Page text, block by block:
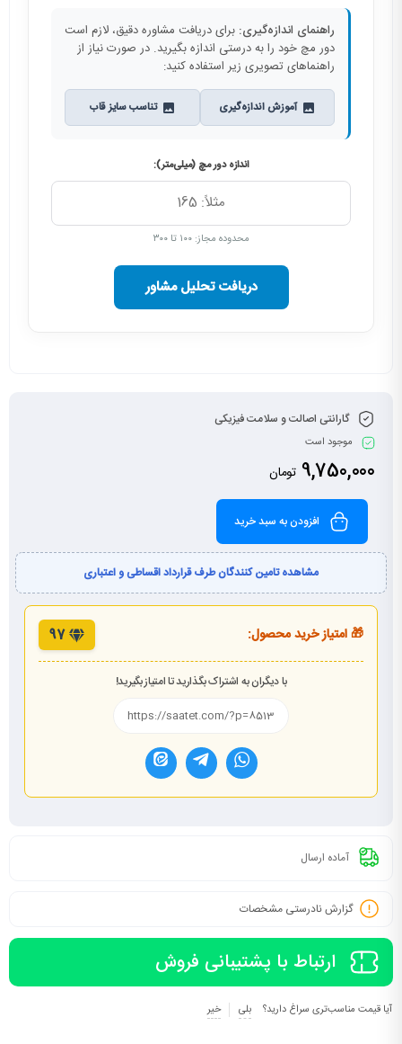
راهنمای اندازه‌گیری: برای دریافت مشاوره دقیق، لازم است
دور مچ خود را به درستی اندازه بگیرید. در صورت نیاز از
راهنماهای تصویری زیر استفاده کنید:
آموزش اندازه‌گیری تناسب سایز قاب
اندازه دور مچ (میلی‌متر):
محدوده مجاز: ۱۰۰ تا ۳۰۰
دریافت تحلیل مشاور
گارانتی اصالت و سلامت فیزیکی
موجود است
9,750,000 تومان
افزودن به سبد خرید
مشاهده تامین کنندگان طرف قرارداد اقساطی و اعتباری
🎁 امتیاز خرید محصول: 97
با دیگران به اشتراک بگذارید تا امتیاز بگیرید!
آماده ارسال
گزارش نادرستی مشخصات
ارتباط با پشتیبانی فروش
آیا قیمت مناسب‌تری سراغ دارید؟ بلی خیر